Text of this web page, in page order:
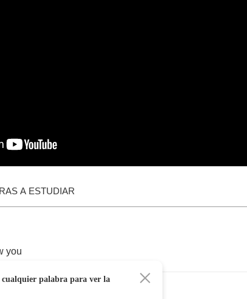
A ESTUDIAR
you
cualquier palabra para ver la